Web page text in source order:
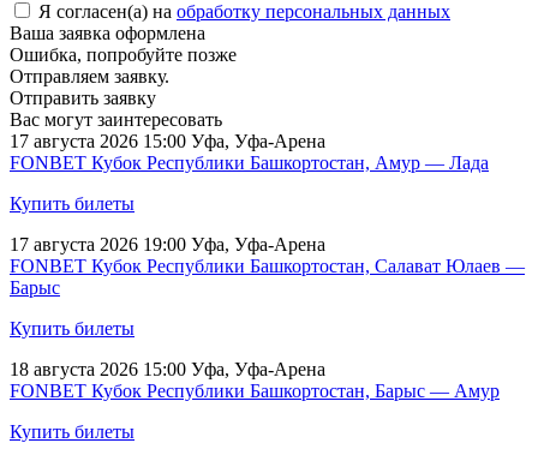
Я согласен(а) на обработку персональных данных
Ваша заявка оформлена
Ошибка, попробуйте позже
Отправляем заявку.
Отправить заявку
Вас могут заинтересовать
17 августа 2026 15:00 Уфа, Уфа-Арена
FONBET Кубок Республики Башкортостан, Амур — Лада
Купить билеты
17 августа 2026 19:00 Уфа, Уфа-Арена
FONBET Кубок Республики Башкортостан, Салават Юлаев —
Барыс
Купить билеты
18 августа 2026 15:00 Уфа, Уфа-Арена
FONBET Кубок Республики Башкортостан, Барыс — Амур
Купить билеты